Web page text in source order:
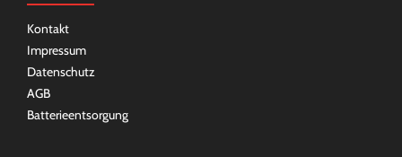
Kontakt
Impressum
Datenschutz
AGB
Batterieentsorgung